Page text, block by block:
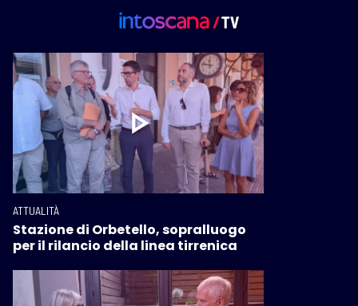
ATTUALITÀ
Stazione di Orbetello, sopralluogo
per il rilancio della linea tirrenica